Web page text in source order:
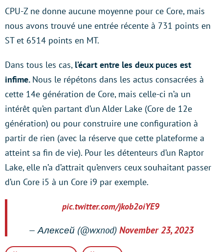
CPU-Z ne donne aucune moyenne pour ce Core, mais
nous avons trouvé une entrée récente à 731 points en
ST et 6514 points en MT.
Dans tous les cas, l’écart entre les deux puces est
infime. Nous le répétons dans les actus consacrées à
cette 14e génération de Core, mais celle-ci n’a un
intérêt qu’en partant d’un Alder Lake (Core de 12e
génération) ou pour construire une configuration à
partir de rien (avec la réserve que cette plateforme a
atteint sa fin de vie). Pour les détenteurs d’un Raptor
Lake, elle n’a d’attrait qu’envers ceux souhaitant passer
d’un Core i5 à un Core i9 par exemple.
pic.twitter.com/jkob2oiYE9
— Алексей (@wxnod) November 23, 2023